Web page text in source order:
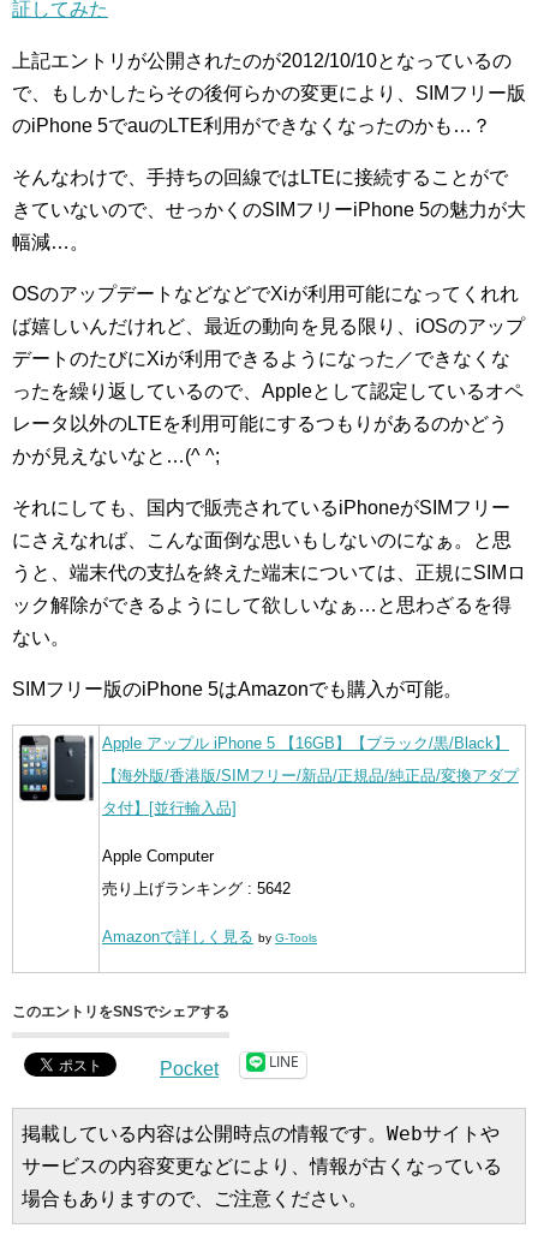
証してみた
上記エントリが公開されたのが2012/10/10となっているの
で、もしかしたらその後何らかの変更により、SIMフリー版
のiPhone 5でauのLTE利用ができなくなったのかも…？
そんなわけで、手持ちの回線ではLTEに接続することがで
きていないので、せっかくのSIMフリーiPhone 5の魅力が大
幅減…。
OSのアップデートなどなどでXiが利用可能になってくれれ
ば嬉しいんだけれど、最近の動向を見る限り、iOSのアップ
デートのたびにXiが利用できるようになった／できなくな
ったを繰り返しているので、Appleとして認定しているオペ
レータ以外のLTEを利用可能にするつもりがあるのかどう
かが見えないなと…(^ ^;
それにしても、国内で販売されているiPhoneがSIMフリー
にさえなれば、こんな面倒な思いもしないのになぁ。と思
うと、端末代の支払を終えた端末については、正規にSIMロ
ック解除ができるようにして欲しいなぁ…と思わざるを得
ない。
SIMフリー版のiPhone 5はAmazonでも購入が可能。
Apple アップル iPhone 5 【16GB】【ブラック/黒/Black】
【海外版/香港版/SIMフリー/新品/正規品/純正品/変換アダプ
タ付】[並行輸入品]
Apple Computer
売り上げランキング : 5642
Amazonで詳しく見る by G-Tools
このエントリをSNSでシェアする
Pocket LINE
掲載している内容は公開時点の情報です。Webサイトや
サービスの内容変更などにより、情報が古くなっている
場合もありますので、ご注意ください。